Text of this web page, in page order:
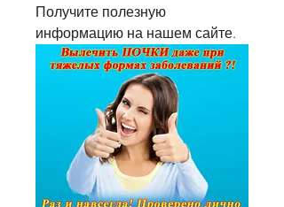
Получите полезную
информацию на нашем сайте.